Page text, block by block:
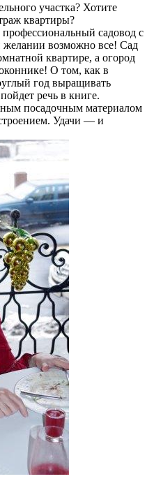
участка? Хотите
квартиры?
садовод с
желании возможно все! Сад
квартире, а огород
О том, как в
год выращивать
речь в книге.
посадочным материалом
Удачи — и